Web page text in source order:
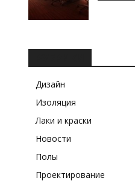
Дизайн
Изоляция
Лаки и краски
Новости
Полы
Проектирование